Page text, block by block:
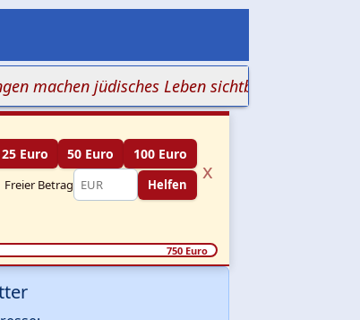
jüdisches Leben sichtbar +++ Galgen
25 Euro 50 Euro 100 Euro
Freier Betrag Helfen
x
750 Euro